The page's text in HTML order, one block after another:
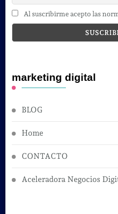
Al suscribirme acepto las
marketing digital
BLOG
Home
CONTACTO
Aceleradora Negocios